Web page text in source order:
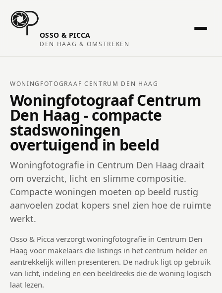
OSSO & PICCA
DEN HAAG & OMSTREKEN
WONINGFOTOGRAAF CENTRUM DEN HAAG
Woningfotograaf Centrum
Den Haag - compacte
stadswoningen
overtuigend in beeld
Woningfotografie in Centrum Den Haag draait
om overzicht, licht en slimme compositie.
Compacte woningen moeten op beeld rustig
aanvoelen zodat kopers snel zien hoe de ruimte
werkt.
Osso & Picca verzorgt woningfotografie in Centrum Den
Haag voor makelaars die listings in het centrum helder en
aantrekkelijk willen presenteren. De nadruk ligt op gebruik
van licht, indeling en een beeldreeks die de woning logisch
laat lezen.